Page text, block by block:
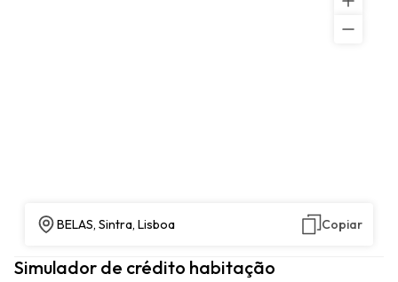
BELAS, Sintra, Lisboa Copiar
Simulador de crédito habitação